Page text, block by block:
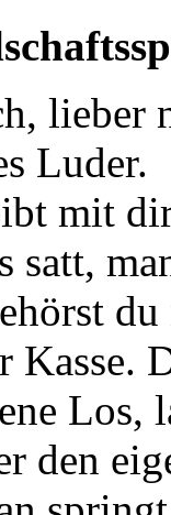
lieber
Luder.
mit
satt,
Kasse.
Los,
den